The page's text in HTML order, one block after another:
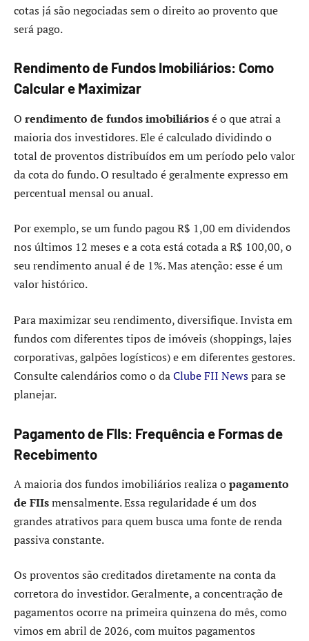
cotas já são negociadas sem o direito ao provento que
será pago.
Rendimento de Fundos Imobiliários: Como
Calcular e Maximizar
O rendimento de fundos imobiliáriosé o que atrai a
maioria dos investidores. Ele é calculado dividindo o
total de proventos distribuídos em um período pelo valor
da cota do fundo. O resultado é geralmente expresso em
percentual mensal ou anual.
Por exemplo, se um fundo pagou R$ 1,00 em dividendos
nos últimos 12 meses e a cota está cotada a R$ 100,00, o
seu rendimento anual é de 1%. Mas atenção: esse é um
valor histórico.
Para maximizar seu rendimento, diversifique. Invista em
fundos com diferentes tipos de imóveis (shoppings, lajes
corporativas, galpões logísticos) e em diferentes gestores.
Consulte calendários como o daClube FII Newspara se
planejar.
Pagamento de FIIs: Frequência e Formas de
Recebimento
A maioria dos fundos imobiliários realiza opagamento
de FIIsmensalmente. Essa regularidade é um dos
grandes atrativos para quem busca uma fonte de renda
passiva constante.
Os proventos são creditados diretamente na conta da
corretora do investidor. Geralmente, a concentração de
pagamentos ocorre na primeira quinzena do mês, como
vimos em abril de 2026, com muitos pagamentos